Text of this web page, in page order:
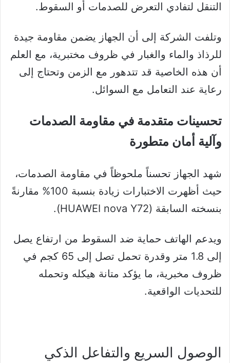
التنقل لتفادي التعرض للصدمات أو السقوط.
وتلفت الشركة إلى أن الجهاز يضمن مقاومة جيدة
للرذاذ والماء والغبار في ظروف مختبرية، مع العلم
أن هذه الخاصية قد تتدهور مع الزمن وتحتاج إلى
رعاية عند التعامل مع السوائل.
تحسينات متقدمة في مقاومة الصدمات
وآلية أمان متطورة
شهد الجهاز تحسناً ملحوظاً في مقاومة الصدمات،
حيث أظهرت الاختبارات زيادة بنسبة 100% مقارنةً
بنسخته السابقة (HUAWEI nova Y72).
ويدعم الهاتف حماية ضد السقوط من ارتفاع يصل
إلى 1.8 متر وقدرة تحمل تصل إلى 65 كجم في
ظروف مخبرية، ما يؤكد متانة هيكله وتحمله
للتحديات الواقعية.
الوصول السريع والتفاعل الذكي